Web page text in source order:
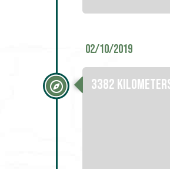
02/10/2019
3382